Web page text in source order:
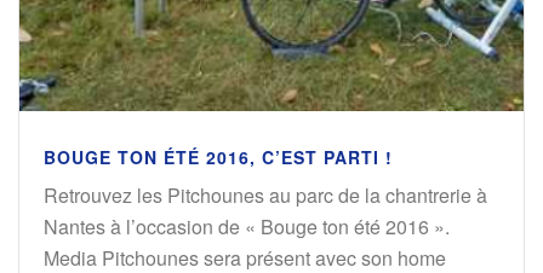
BOUGE TON ÉTÉ 2016, C’EST PARTI !
Retrouvez les Pitchounes au parc de la chantrerie à
Nantes à l’occasion de « Bouge ton été 2016 ».
Media Pitchounes sera présent avec son home